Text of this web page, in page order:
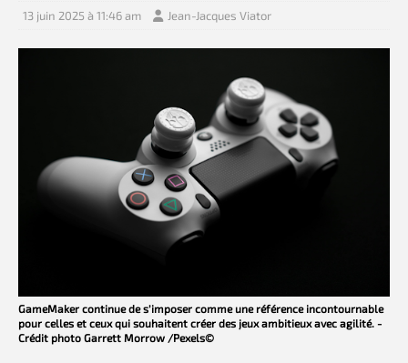
13 juin 2025 à 11:46 am Jean-Jacques Viator
GameMaker continue de s’imposer comme une référence incontournable
pour celles et ceux qui souhaitent créer des jeux ambitieux avec agilité. -
Crédit photo Garrett Morrow /Pexels©